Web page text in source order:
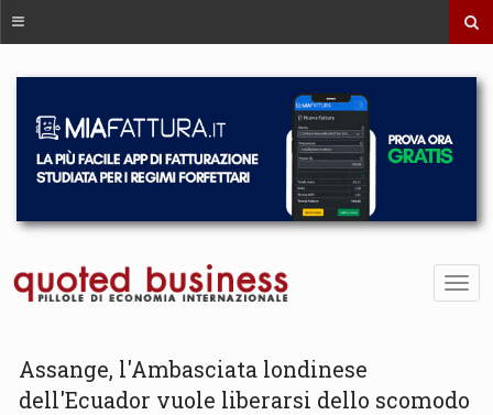
Assange, l'Ambasciata londinese
dell'Ecuador vuole liberarsi dello scomodo